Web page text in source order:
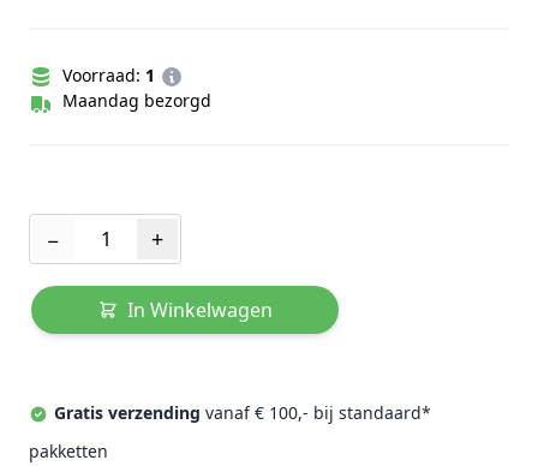
Maandag bezorgd
Voorraad: 1
Aantal
− +
In Winkelwagen
Gratis verzending vanaf € 100,- bij standaard*
pakketten